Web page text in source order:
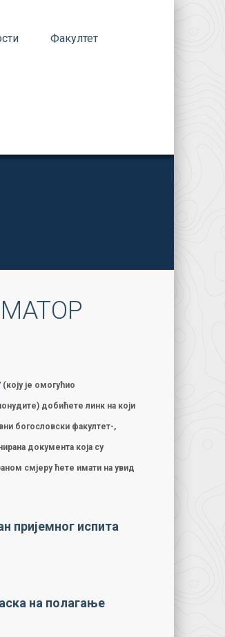
Факултет
(коју је омогућио
добићете линк на који
богословски факултет-,
документа која су
смјеру ћете имати на увид
пријемног испита
на полагање